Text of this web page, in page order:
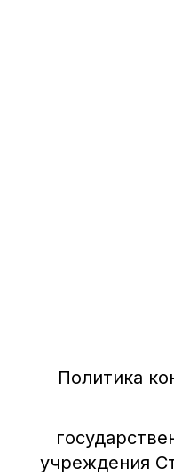
Политика
учреждения